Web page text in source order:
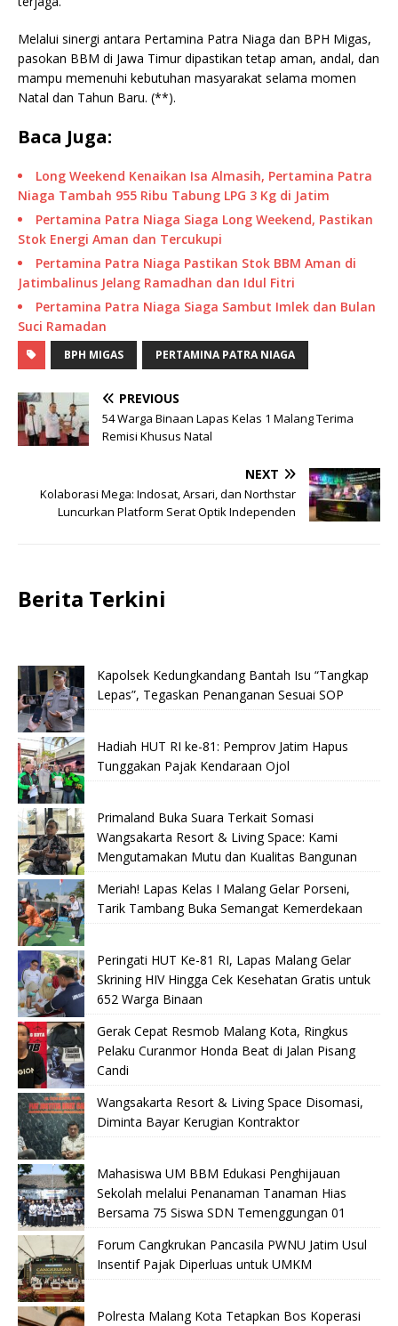
Melalui sinergi antara Pertamina Patra Niaga dan BPH Migas,
pasokan BBM di Jawa Timur dipastikan tetap aman, andal, dan
mampu memenuhi kebutuhan masyarakat selama momen
Natal dan Tahun Baru. (**).
Baca Juga:
Long Weekend Kenaikan Isa Almasih, Pertamina Patra
Niaga Tambah 955 Ribu Tabung LPG 3 Kg di Jatim
Pertamina Patra Niaga Siaga Long Weekend, Pastikan
Stok Energi Aman dan Tercukupi
Pertamina Patra Niaga Pastikan Stok BBM Aman di
Jatimbalinus Jelang Ramadhan dan Idul Fitri
Pertamina Patra Niaga Siaga Sambut Imlek dan Bulan
Suci Ramadan
BPH MIGAS PERTAMINA PATRA NIAGA
PREVIOUS
54 Warga Binaan Lapas Kelas 1 Malang Terima
Remisi Khusus Natal
NEXT
Kolaborasi Mega: Indosat, Arsari, dan Northstar
Luncurkan Platform Serat Optik Independen
Berita Terkini
Kapolsek Kedungkandang Bantah Isu “Tangkap
Lepas”, Tegaskan Penanganan Sesuai SOP
Hadiah HUT RI ke-81: Pemprov Jatim Hapus
Tunggakan Pajak Kendaraan Ojol
Primaland Buka Suara Terkait Somasi
Wangsakarta Resort & Living Space: Kami
Mengutamakan Mutu dan Kualitas Bangunan
Meriah! Lapas Kelas I Malang Gelar Porseni,
Tarik Tambang Buka Semangat Kemerdekaan
Peringati HUT Ke-81 RI, Lapas Malang Gelar
Skrining HIV Hingga Cek Kesehatan Gratis untuk
652 Warga Binaan
Gerak Cepat Resmob Malang Kota, Ringkus
Pelaku Curanmor Honda Beat di Jalan Pisang
Candi
Wangsakarta Resort & Living Space Disomasi,
Diminta Bayar Kerugian Kontraktor
Mahasiswa UM BBM Edukasi Penghijauan
Sekolah melalui Penanaman Tanaman Hias
Bersama 75 Siswa SDN Temenggungan 01
Forum Cangkrukan Pancasila PWNU Jatim Usul
Insentif Pajak Diperluas untuk UMKM
Polresta Malang Kota Tetapkan Bos Koperasi